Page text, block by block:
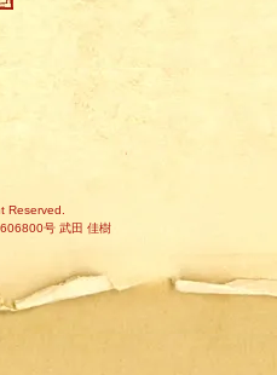
Reserved.
号 武田 佳樹